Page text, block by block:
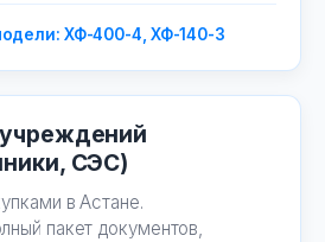
ХФ-400-4, ХФ-140-3
СЭС)
в Астане.
пакет документов,